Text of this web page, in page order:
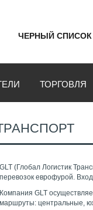
ЧЕРНЫЙ СПИСОК
ТОРГОВЛЯ
GLT (Глобал Логистик
перевозок еврофурой.
Компания GLT
маршруты: центральные,